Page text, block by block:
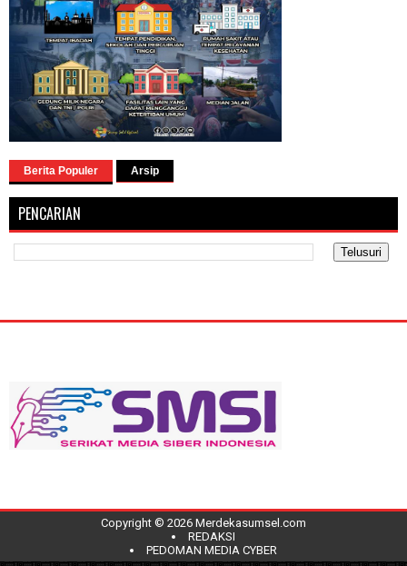
Berita Populer Arsip
PENCARIAN
Copyright © 2026 Merdekasumsel.com
REDAKSI
PEDOMAN MEDIA CYBER